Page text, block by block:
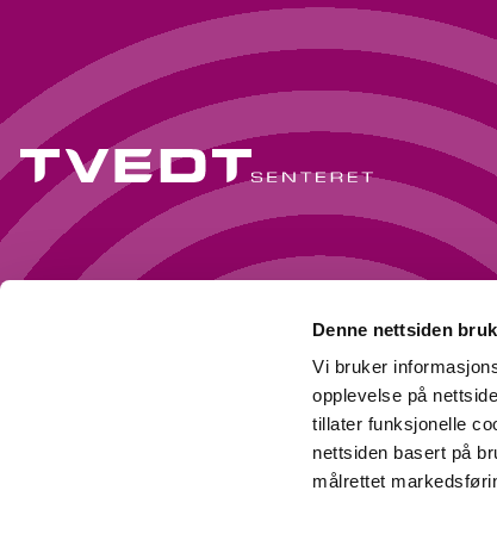
Denne nettsiden
Vi bruker
opplevelse på
tillater funksjonelle
nettsiden basert på
målrettet